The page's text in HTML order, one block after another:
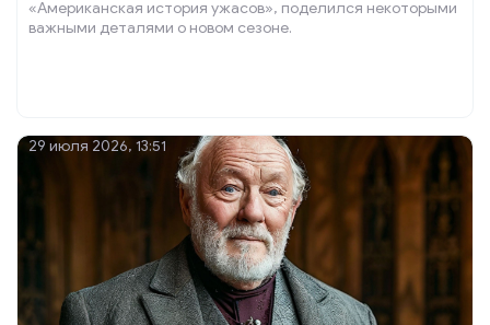
«Американская история ужасов», поделился некоторыми
важными деталями о новом сезоне.
29 июля 2026, 13:51